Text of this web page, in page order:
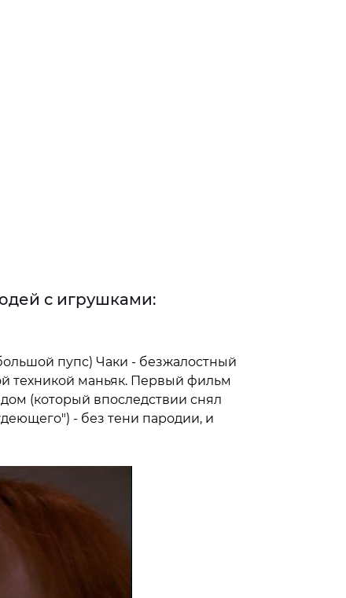
с игрушками:
пупс) Чаки - безжалостный
техникой маньяк. Первый фильм
(который впоследствии снял
- без тени пародии, и